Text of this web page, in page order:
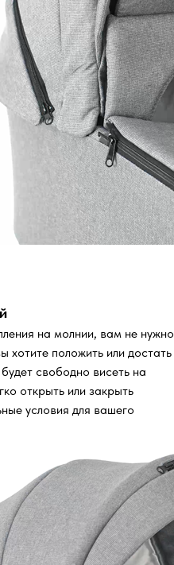
на молнии, вам не нужно
хотите положить или достать
свободно висеть на
открыть или закрыть
условия для вашего